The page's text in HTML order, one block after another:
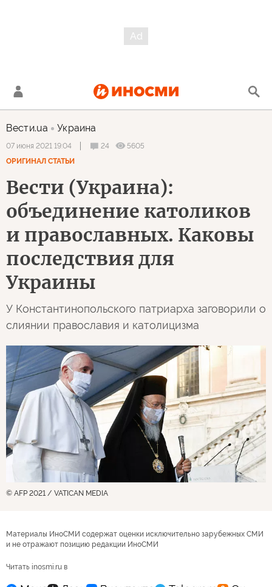
Вести.ua Украина
07 июня 2021 19:04 24
5605
ОРИГИНАЛ СТАТЬИ
Вести (Украина):
объединение католиков
и православных. Каковы
последствия для
Украины
У Константинопольского патриарха заговорили о
слиянии православия и католицизма
© AFP 2021 / VATICAN MEDIA
Материалы ИноСМИ содержат оценки исключительно зарубежных СМИ
и не отражают позицию редакции ИноСМИ
Читать inosmi.ru в